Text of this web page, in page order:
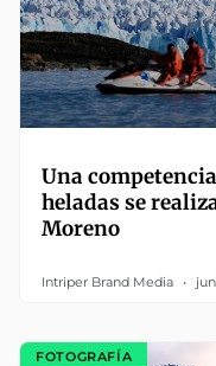
Una
heladas se
Moreno
Intriper Brand Media
FOTOGRAFÍA